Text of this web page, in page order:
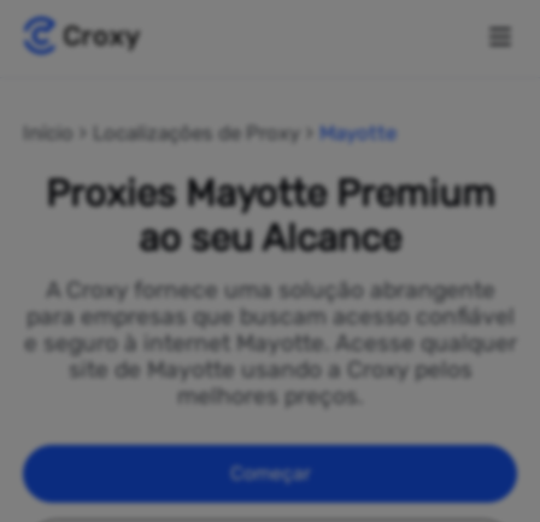
Início Localizações de Proxy Mayotte
Proxies Mayotte Premium
ao seu Alcance
A Croxy fornece uma solução abrangente
para empresas que buscam acesso confiável
e seguro à internet Mayotte. Acesse qualquer
site de Mayotte usando a Croxy pelos
melhores preços.
Começar